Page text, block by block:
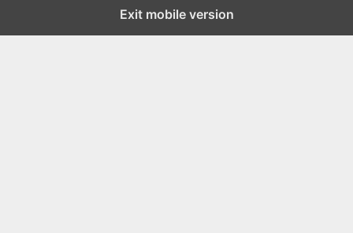
Exit mobile version